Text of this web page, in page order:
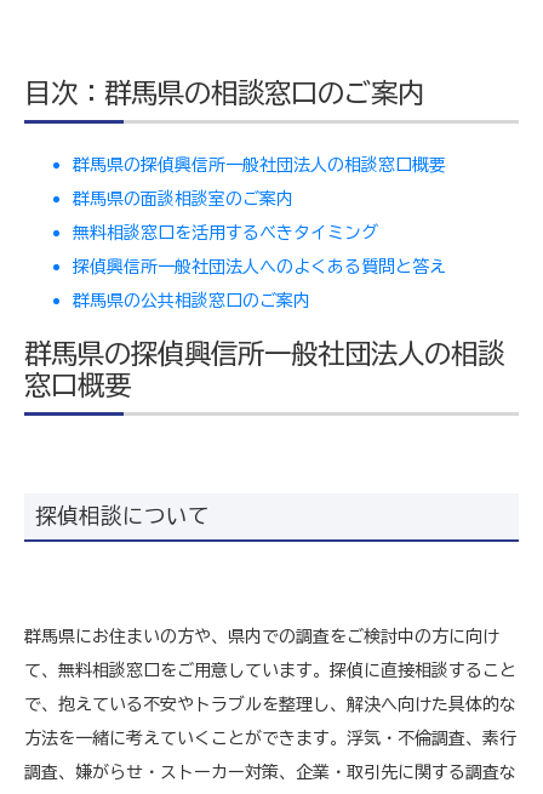
目次：群馬県の相談窓口のご案内
群馬県の探偵興信所一般社団法人の相談窓口概要
群馬県の面談相談室のご案内
無料相談窓口を活用するべきタイミング
探偵興信所一般社団法人へのよくある質問と答え
群馬県の公共相談窓口のご案内
群馬県の探偵興信所一般社団法人の相談
窓口概要
探偵相談について
群馬県にお住まいの方や、県内での調査をご検討中の方に向け
て、無料相談窓口をご用意しています。探偵に直接相談すること
で、抱えている不安やトラブルを整理し、解決へ向けた具体的な
方法を一緒に考えていくことができます。浮気・不倫調査、素行
調査、嫌がらせ・ストーカー対策、企業・取引先に関する調査な